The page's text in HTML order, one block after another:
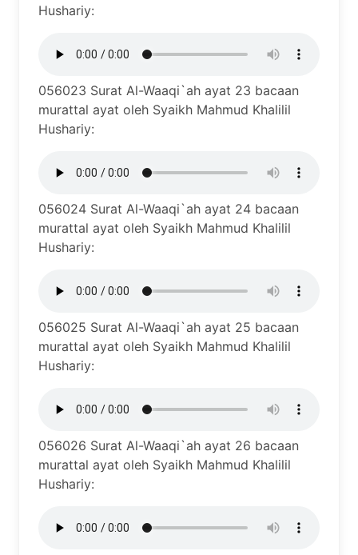
Hushariy:
056023 Surat Al-Waaqi`ah ayat 23 bacaan
murattal ayat oleh Syaikh Mahmud Khalilil
Hushariy:
056024 Surat Al-Waaqi`ah ayat 24 bacaan
murattal ayat oleh Syaikh Mahmud Khalilil
Hushariy:
056025 Surat Al-Waaqi`ah ayat 25 bacaan
murattal ayat oleh Syaikh Mahmud Khalilil
Hushariy:
056026 Surat Al-Waaqi`ah ayat 26 bacaan
murattal ayat oleh Syaikh Mahmud Khalilil
Hushariy: